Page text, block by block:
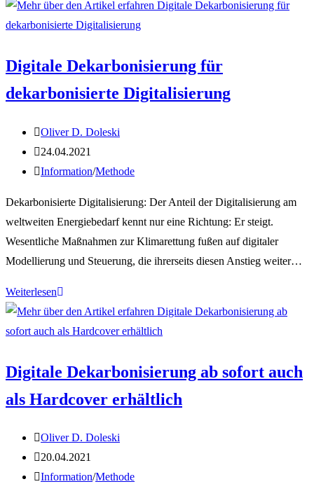
Digitale Dekarbonisierung für
dekarbonisierte Digitalisierung
Beitrags-
Autor:
Oliver D. Doleski
Beitrag
veröffentlicht:
24.04.2021
Beitrags-
Information/Methode
Dekarbonisierte Digitalisierung: Der Anteil der Digitalisierung am
weltweiten Energiebedarf kennt nur eine Richtung: Er steigt.
Wesentliche Maßnahmen zur Klimarettung fußen auf digitaler
Modellierung und Steuerung, die ihrerseits diesen Anstieg weiter…
WeiterlesenDigitale
Dekarbonisierung
für
Digitalisierung
Digitale Dekarbonisierung ab sofort auch
als Hardcover erhältlich
Beitrags-
Autor:
Oliver D. Doleski
Beitrag
veröffentlicht:
20.04.2021
Beitrags-
Information/Methode